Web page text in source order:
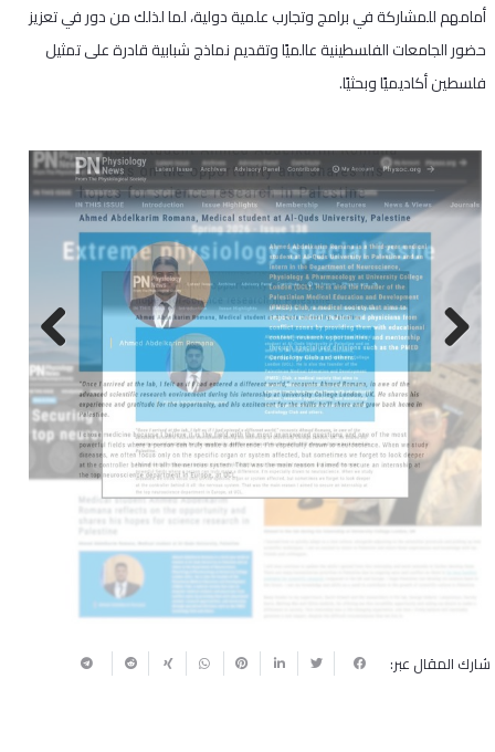
أمامهم للمشاركة في برامج وتجارب علمية دولية، لما لذلك من دور في تعزيز
حضور الجامعات الفلسطينية عالميًا وتقديم نماذج شبابية قادرة على تمثيل
فلسطين أكاديميًا وبحثيًا.
Previous
Next